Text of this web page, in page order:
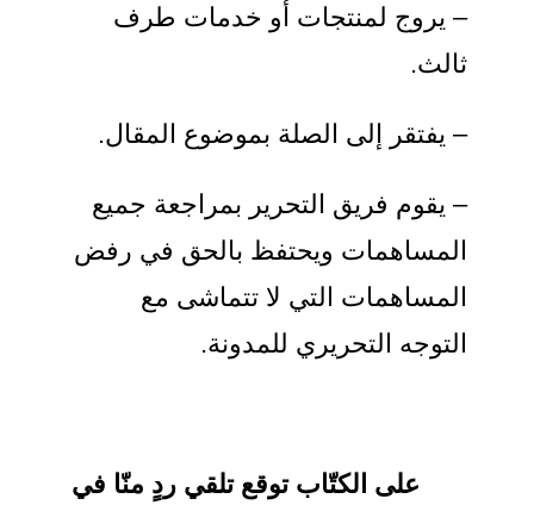
– يروج لمنتجات أو خدمات طرف
ثالث.
– يفتقر إلى الصلة بموضوع المقال.
– يقوم فريق التحرير بمراجعة جميع
المساهمات ويحتفظ بالحق في رفض
المساهمات التي لا تتماشى مع
التوجه التحريري للمدونة.
على الكتّاب توقع تلقي ردٍ منّا في